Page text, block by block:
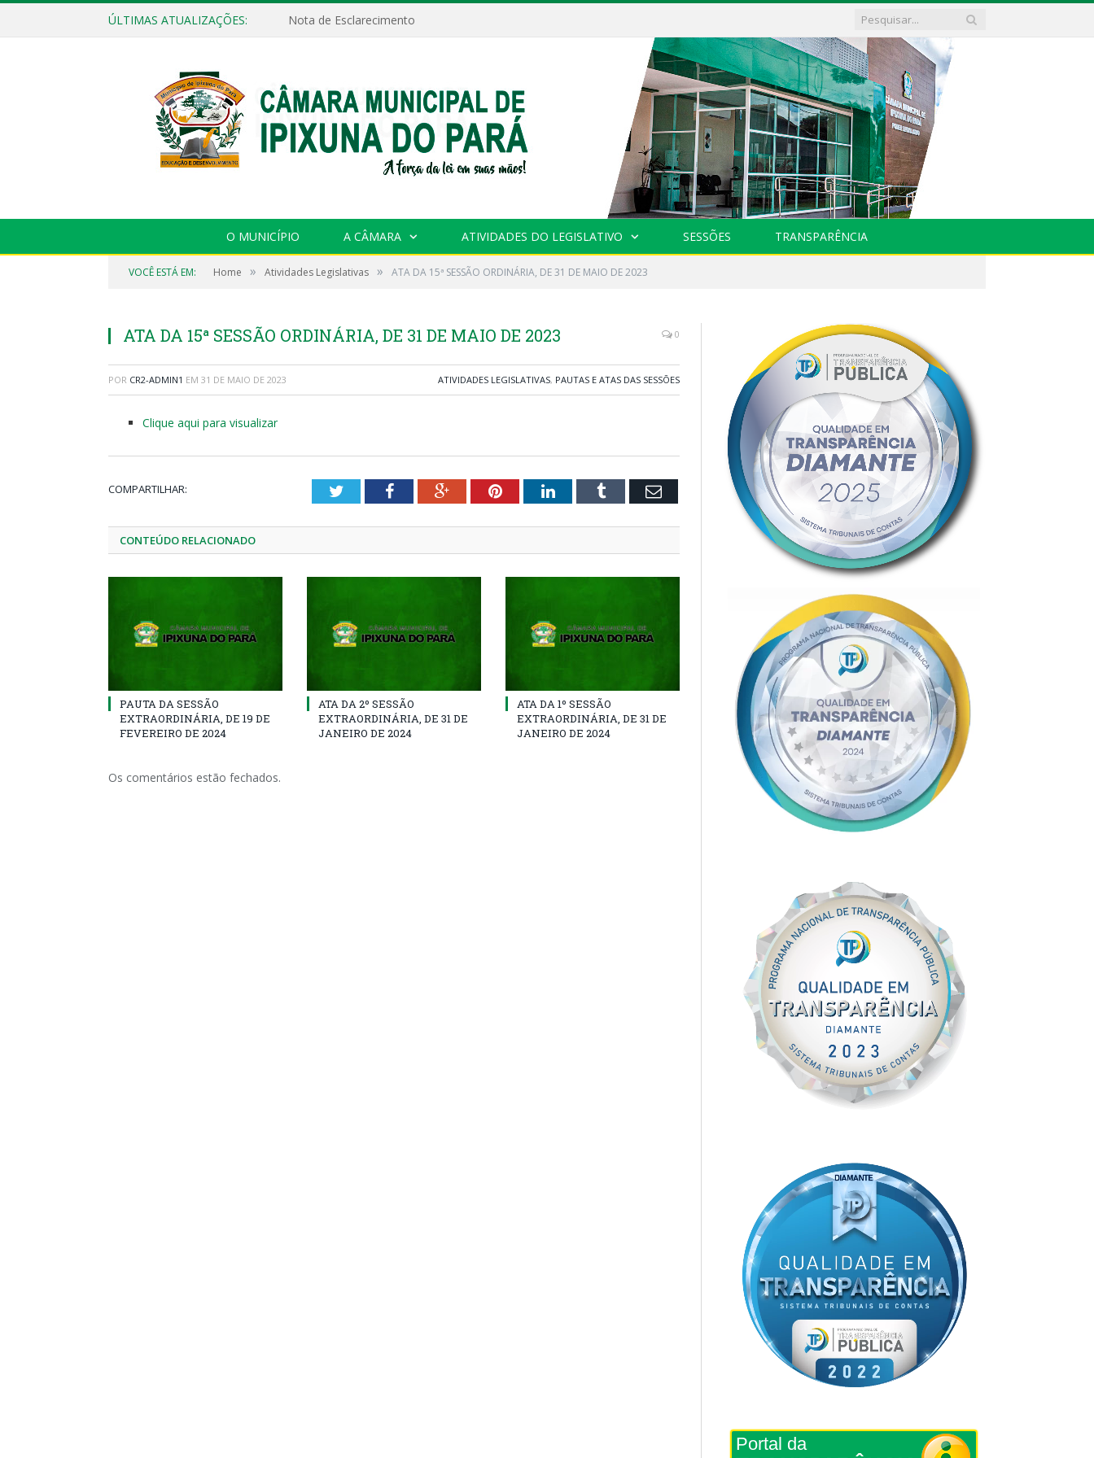
ÚLTIMAS ATUALIZAÇÕES: Nota de Esclarecimento
O MUNICÍPIO A CÂMARA ATIVIDADES DO LEGISLATIVO SESSÕES TRANSPARÊNCIA
VOCÊ ESTÁ EM: Home » Atividades Legislativas » ATA DA 15ª SESSÃO ORDINÁRIA, DE 31 DE MAIO DE 2023
ATA DA 15ª SESSÃO ORDINÁRIA, DE 31 DE MAIO DE 2023 0
POR CR2-ADMIN1 EM 31 DE MAIO DE 2023 ATIVIDADES LEGISLATIVAS, PAUTAS E ATAS DAS SESSÕES
Clique aqui para visualizar
COMPARTILHAR: TwitterFacebookGoogle+PinterestLinkedInTumblr Email
CONTEÚDO RELACIONADO
PAUTA DA SESSÃO
EXTRAORDINÁRIA, DE 19 DE
FEVEREIRO DE 2024
ATA DA 2º SESSÃO
EXTRAORDINÁRIA, DE 31 DE
JANEIRO DE 2024
ATA DA 1º SESSÃO
EXTRAORDINÁRIA, DE 31 DE
JANEIRO DE 2024
Os comentários estão fechados.
Portal da